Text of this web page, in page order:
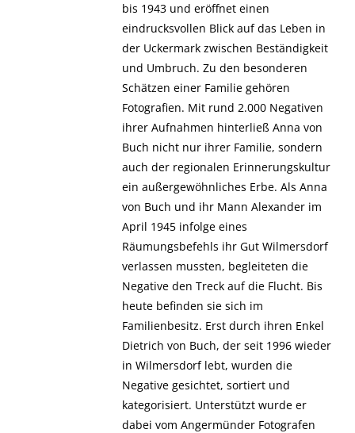
bis 1943 und eröffnet einen
eindrucksvollen Blick auf das Leben in
der Uckermark zwischen Beständigkeit
und Umbruch. Zu den besonderen
Schätzen einer Familie gehören
Fotografien. Mit rund 2.000 Negativen
ihrer Aufnahmen hinterließ Anna von
Buch nicht nur ihrer Familie, sondern
auch der regionalen Erinnerungskultur
ein außergewöhnliches Erbe. Als Anna
von Buch und ihr Mann Alexander im
April 1945 infolge eines
Räumungsbefehls ihr Gut Wilmersdorf
verlassen mussten, begleiteten die
Negative den Treck auf die Flucht. Bis
heute befinden sie sich im
Familienbesitz. Erst durch ihren Enkel
Dietrich von Buch, der seit 1996 wieder
in Wilmersdorf lebt, wurden die
Negative gesichtet, sortiert und
kategorisiert. Unterstützt wurde er
dabei vom Angermünder Fotografen